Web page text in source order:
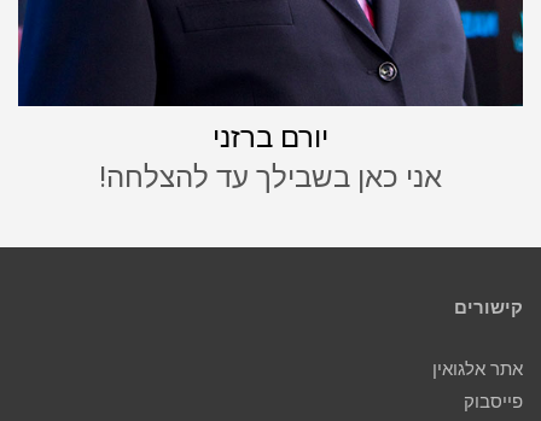
יורם ברזני
אני כאן בשבילך עד להצלחה!
קישורים
אתר אלגואין
פייסבוק